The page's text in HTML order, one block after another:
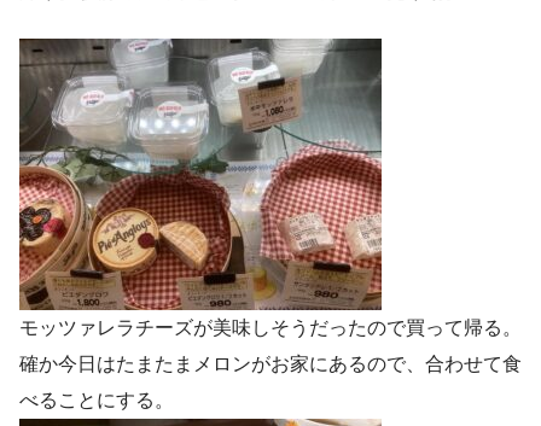
モッツァレラチーズが美味しそうだったので買って帰る。
確か今日はたまたまメロンがお家にあるので、合わせて食
べることにする。